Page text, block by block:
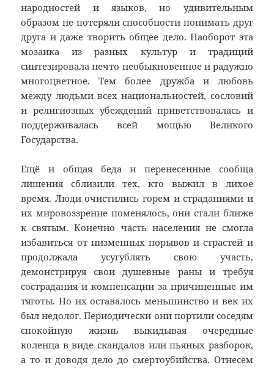
народностей и языков, но удивительным
образом не потеряли способности понимать друг
друга и даже творить общее дело. Наоборот эта
мозаика из разных культур и традиций
синтезировала нечто необыкновенное и радужно
многоцветное. Тем более дружба и любовь
между людьми всех национальностей, сословий
и религиозных убеждений приветствовалась и
поддерживалась всей мощью Великого
Государства.
Ещё и общая беда и перенесенные сообща
лишения сблизили тех, кто выжил в лихое
время. Люди очистились горем и страданиями и
их мировоззрение поменялось, они стали ближе
к святым. Конечно часть населения не смогла
избавиться от низменных порывов и страстей и
продолжала усугублять свою участь,
демонстрируя свои душевные раны и требуя
сострадания и компенсации за причиненные им
тяготы. Но их оставалось меньшинство и век их
был недолог. Периодически они портили соседям
спокойную жизнь выкидывая очередные
коленца в виде скандалов или пьяных разборок,
а то и доводя дело до смертоубийства. Отнесем